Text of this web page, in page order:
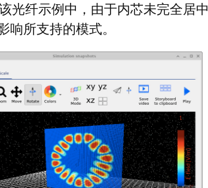
光纤示例中，由于内芯未完全居
所支持的模式。